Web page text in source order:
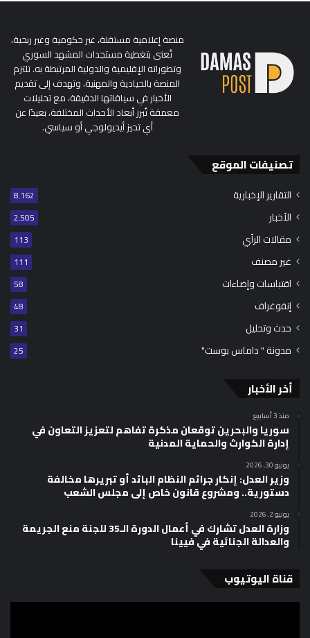
منصة إعلامية مستقلة، غير حكومية وغير ربحية،
تُعنى بتغطية مستجدات المشهد السوري
وتطوراته الإقليمية والدولية المرتبطة به. تلتزم
المنصة بالحيادية والمهنية، وتهدف إلى تقديم
الأخبار في سياقاتها الدقيقة، مع تحليلات
معمقة تُبرز أبعاد الأحداث المختلفة، بعيدًا عن
أي تحيز أيديولوجي أو سياسي.
تصنيفات الموقع
التقارير الإخبارية 8٬162
الأخبار 2٬505
مقالات الرأي 113
غير مصنف 111
اقتباسات وإضاءات 58
إنفوغراف 48
حدث وتحليل 31
مدونة " داماس بوست" 25
أخر الأخبار
منذ 3 أسابيع
سوريا والبحرين توقعان مذكرة تفاهم لتعزيز التعاون في
إدارة الكوارث والحماية المدنية
يونيو 30, 2026
وزير العدل: إنكار جرائم النظام البائد أو تبريرها مخالفة
دستورية.. ومشروع قانون خاص إلى مجلس الشعب
يونيو 2, 2026
وزارة العدل تشارك في أعمال الدورة الـ35 للجنة منع الجريمة
والعدالة الجنائية في فيينا
قناة اليوتيوب